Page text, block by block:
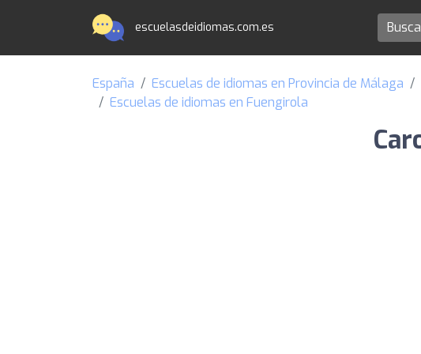
escuelasdeidiomas.com.es
España Escuelas de idiomas en Provincia de Málaga
Escuelas de idiomas en Fuengirola